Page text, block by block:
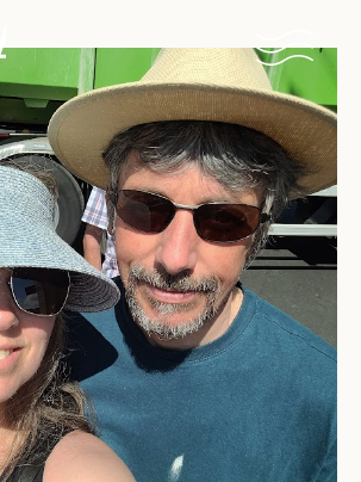
Naturisme
Community
Kalender
Parken